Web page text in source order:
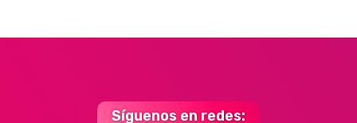
Síguenos en redes: